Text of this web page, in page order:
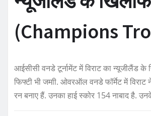
(Champions
आईसीसी वनडे टूर्नामेंट में विराट का न्यूजीलैंड
फिफ्टी भी जमाी. ओवरऑल वनडे फॉर्मेट में
रन बनाए हैं. उनका हाई स्कोर 154 नाबाद है.